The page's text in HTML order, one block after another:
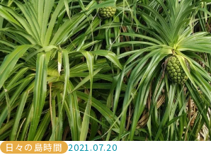
日々の島時間 2021.07.20